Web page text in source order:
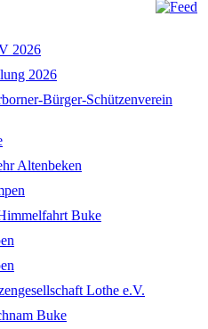
2026
2026
Bürger-Schützenverein
Altenbeken
Buke
Lothe e.V.
Buke